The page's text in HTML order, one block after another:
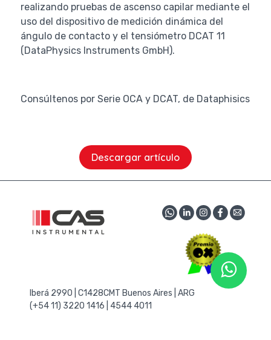
realizando pruebas de ascenso capilar mediante el
uso del dispositivo de medición dinámica del
ángulo de contacto y el tensiómetro DCAT 11
(DataPhysics Instruments GmbH).
Consúltenos por Serie OCA y DCAT, de Dataphisics
Descargar artículo
Iberá 2990 | C1428CMT Buenos Aires | ARG
(+54 11) 3220 1416 | 4544 4011